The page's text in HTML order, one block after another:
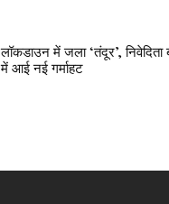
लॉकडाउन में जला ‘तंदूर’,
में आई नई गर्माहट